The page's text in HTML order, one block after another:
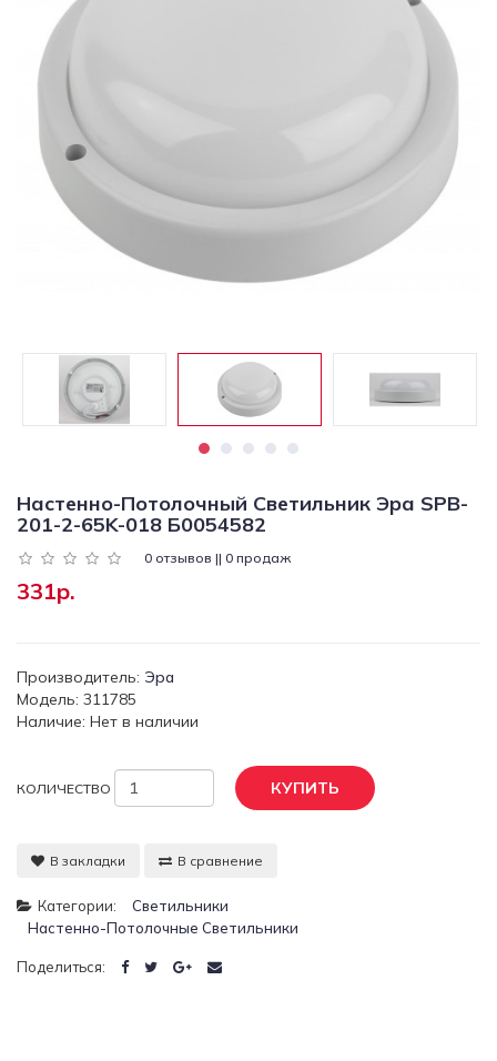
Светильники
Светодиодная
подсветка
Споты
Уличные
светильники
Настенно-Потолочный Светильник Эра SPB-
201-2-65K-018 Б0054582
0 отзывов || 0 продаж
331р.
Производитель: Эра
Модель: 311785
Наличие: Нет в наличии
КОЛИЧЕСТВО КУПИТЬ
В закладки В сравнение
Категории:
Светильники
Настенно-Потолочные Светильники
Поделиться: